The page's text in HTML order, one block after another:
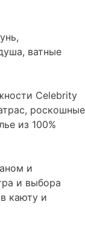
ватные
Celebrity
роскошные
из 100%
и
и выбора
каюту и